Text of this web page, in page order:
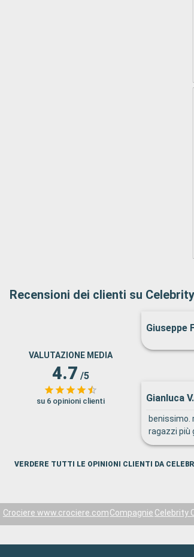
Recensioni dei clienti su
VALUTAZIONE MEDIA
4.7 /5
su 6 opinioni clienti
Giuseppe
Gianluca V.
benissimo.
ragazzi più
VERDERE TUTTI LE OPINIONI CLIENTI DA
Crociere www.crociere.comCompagnie Celebrity